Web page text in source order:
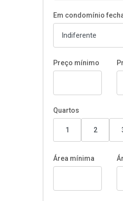
Em condomínio
Preço mínimo
Quartos
1 2
Área mínima